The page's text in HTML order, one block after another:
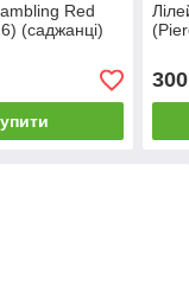
Red
(саджанці)
300